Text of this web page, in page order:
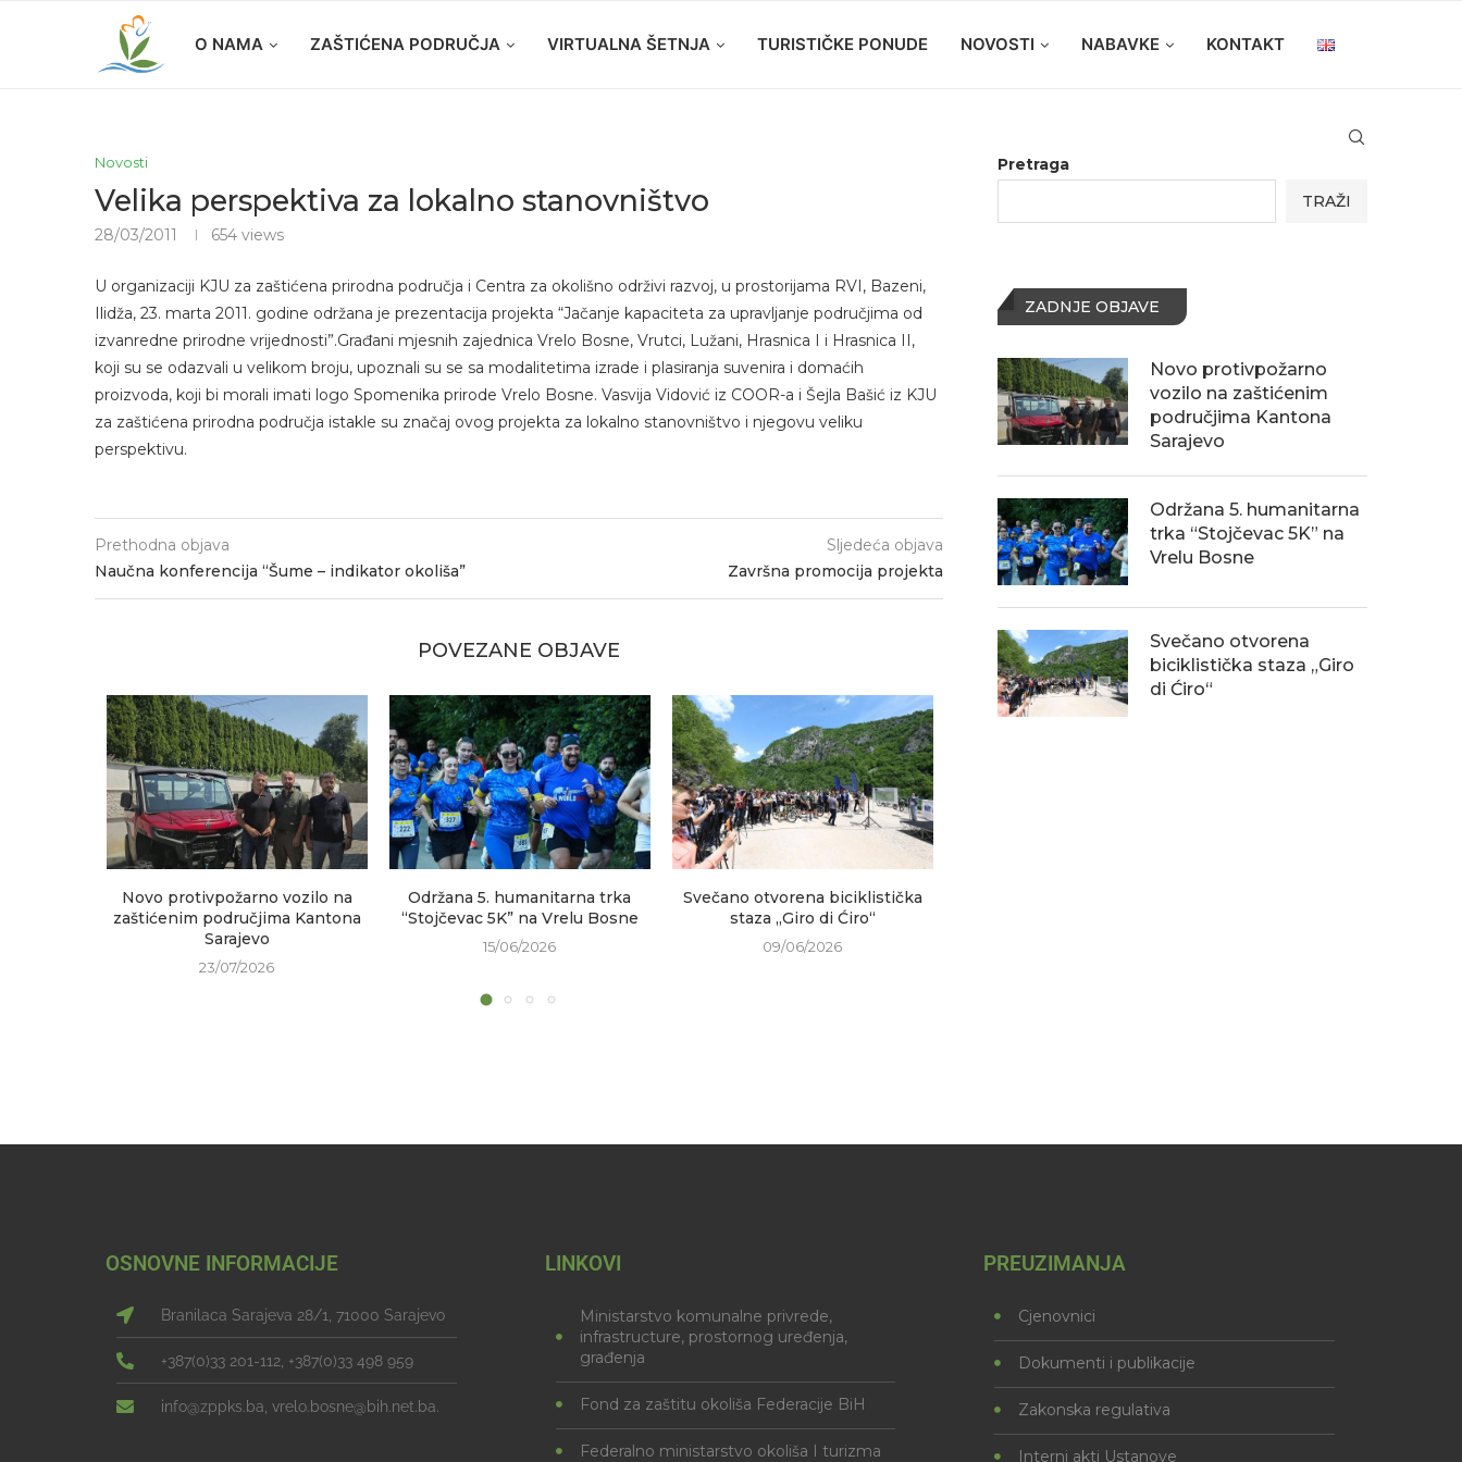
O NAMA ZAŠTIĆENA PODRUČJA VIRTUALNA ŠETNJA TURISTIČKE PONUDE NOVOSTI NABAVKE KONTAKT
Novosti
Velika perspektiva za lokalno stanovništvo
28/03/2011 654 views
U organizaciji KJU za zaštićena prirodna područja i Centra za okolišno održivi razvoj, u prostorijama RVI, Bazeni,
Ilidža, 23. marta 2011. godine održana je prezentacija projekta “Jačanje kapaciteta za upravljanje područjima od
izvanredne prirodne vrijednosti”.Građani mjesnih zajednica Vrelo Bosne, Vrutci, Lužani, Hrasnica I i Hrasnica II,
koji su se odazvali u velikom broju, upoznali su se sa modalitetima izrade i plasiranja suvenira i domaćih
proizvoda, koji bi morali imati logo Spomenika prirode Vrelo Bosne. Vasvija Vidović iz COOR-a i Šejla Bašić iz KJU
za zaštićena prirodna područja istakle su značaj ovog projekta za lokalno stanovništvo i njegovu veliku
perspektivu.
Prethodna objava
Naučna konferencija “Šume – indikator okoliša”
Sljedeća objava
Završna promocija projekta
POVEZANE OBJAVE
Novo protivpožarno vozilo na
zaštićenim područjima Kantona
Sarajevo
23/07/2026
Održana 5. humanitarna trka
“Stojčevac 5K” na Vrelu Bosne
15/06/2026
Svečano otvorena biciklistička
staza „Giro di Ćiro“
09/06/2026
Pretraga
TRAŽI
ZADNJE OBJAVE
Novo protivpožarno
vozilo na zaštićenim
područjima Kantona
Sarajevo
Održana 5. humanitarna
trka “Stojčevac 5K” na
Vrelu Bosne
Svečano otvorena
biciklistička staza „Giro
di Ćiro“
OSNOVNE INFORMACIJE
Branilaca Sarajeva 28/1, 71000 Sarajevo
+387(0)33 201-112, +387(0)33 498 959
info@zppks.ba, vrelo.bosne@bih.net.ba.
LINKOVI
Ministarstvo komunalne privrede,
infrastructure, prostornog uređenja,
građenja
Fond za zaštitu okoliša Federacije BiH
Federalno ministarstvo okoliša I turizma
PREUZIMANJA
Cjenovnici
Dokumenti i publikacije
Zakonska regulativa
Interni akti Ustanove